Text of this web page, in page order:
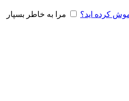
کرده اید؟ مرا به خاطر بسپار